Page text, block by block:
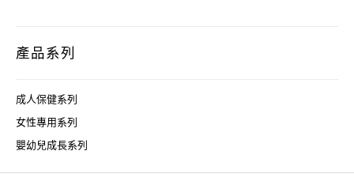
產品系列
成人保健系列
女性專用系列
嬰幼兒成長系列